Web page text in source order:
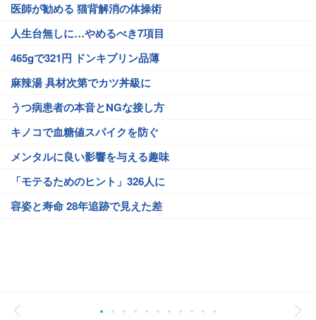
医師が勧める 猫背解消の体操術
人生台無しに…やめるべき7項目
465gで321円 ドンキプリン品薄
麻辣湯 具材次第でカツ丼級に
うつ病患者の本音とNGな接し方
キノコで血糖値スパイクを防ぐ
メンタルに良い影響を与える趣味
「モテるためのヒント」326人に
容姿と寿命 28年追跡で見えた差